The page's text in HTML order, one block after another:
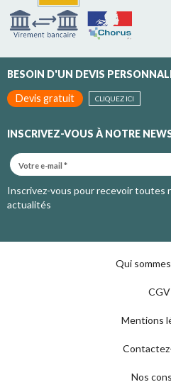
BESOIN D'UN DEVIS
Devis gratuit
CLIQUEZ ICI
INSCRIVEZ-VOUS À NOTRE
Inscrivez-vous pour recevoir toutes
actualités
Qui
CGV
Mentions
Nos